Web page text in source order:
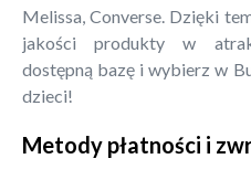
Melissa, Converse. Dzięki
jakości produkty w
dostępną bazę i wybierz w
dzieci!
Metody płatności i